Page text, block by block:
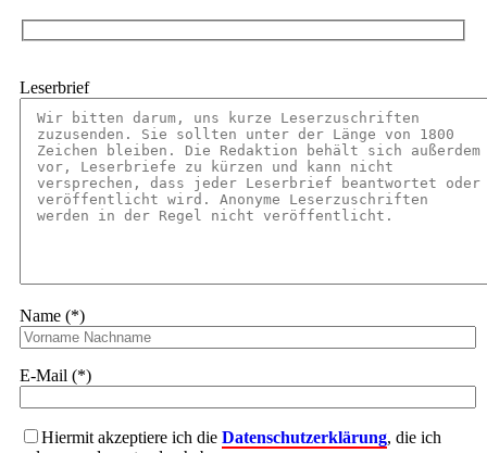
Leserbrief
Name (*)
E-Mail (*)
Hiermit akzeptiere ich die Datenschutzerklärung, die ich